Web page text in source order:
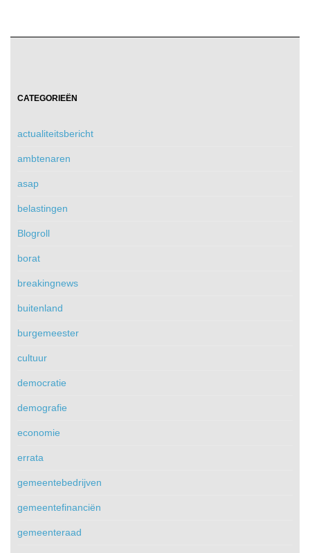
CATEGORIEËN
actualiteitsbericht
ambtenaren
asap
belastingen
Blogroll
borat
breakingnews
buitenland
burgemeester
cultuur
democratie
demografie
economie
errata
gemeentebedrijven
gemeentefinanciën
gemeenteraad